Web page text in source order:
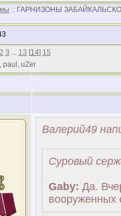
:: ГАРНИЗОНЫ
2 3 ... 13 [14] 15
paul, uZer
Валерий49
Суровый
Gaby: Да.
вооруженных